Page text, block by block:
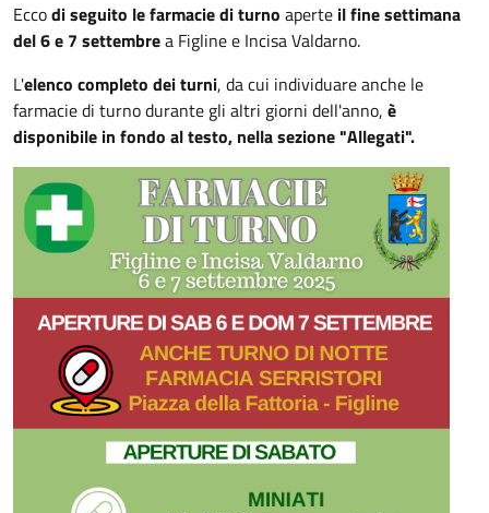
Eccodi seguito le farmacie di turno aperte il fine settimana
del 6 e 7 settembrea Figline e Incisa Valdarno.
L'elenco completo dei turni, da cui individuare anche le
farmacie di turno durante gli altri giorni dell'anno, è
disponibile in fondo al testo, nella sezione "Allegati".